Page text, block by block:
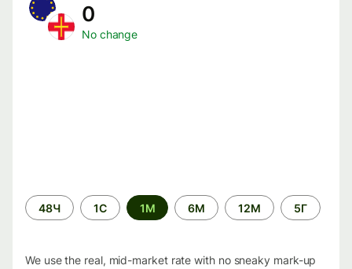
0
No change
Time
period
48Ч 1С 1М 6М 12М 5Г
We use the real, mid-market rate with no sneaky mark-up